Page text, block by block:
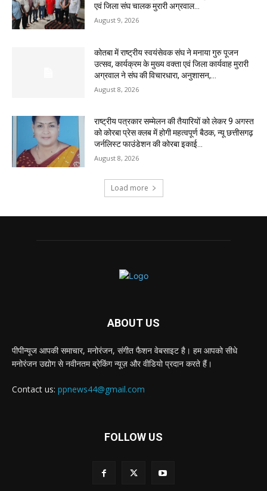
एवं जिला संघ चालक मुरारी अग्रवाल...
August 9, 2026
कोतबा में राष्ट्रीय स्वयंसेवक संघ ने मनाया गुरु पूजन
उत्सव, कार्यक्रम के मुख्य वक्ता एवं जिला कार्यवाह मुरारी
अग्रवाल ने संघ की विचारधारा, अनुशासन,...
August 8, 2026
राष्ट्रीय पत्रकार सम्मेलन की तैयारियों को लेकर 9 अगस्त
को कोरबा प्रेस क्लब में होगी महत्वपूर्ण बैठक, न्यू छत्तीसगढ़
जर्नलिस्ट फाउंडेशन की कोरबा इकाई...
August 8, 2026
Load more
ABOUT US
पीपीन्यूज आपकी समाचार, मनोरंजन, संगीत फैशन वेबसाइट है। हम आपको सीधे
मनोरंजन उद्योग से नवीनतम ब्रेकिंग न्यूज़ और वीडियो प्रदान करते हैं।
Contact us: ppnews44@gmail.com
FOLLOW US